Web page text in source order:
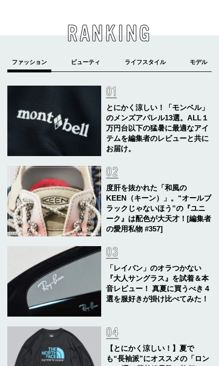
RANKING
とにかく涼しい！「モンベル」
のメンズアパレル13選。ALL１
万円台以下の猛暑に最適なアイ
テムを編集者のレビューと共に
お届け。
度肝を抜かれた「和風の
KEEN（キーン）」。“オールブ
ラックじゃないほう”の『ユニ
ーク』は配色が大天才！[編集者
の愛用私物 #357]
「レイバン」のオラつかない
『大人サングラス』を試着＆本
音レビュー！ 真夏に買うべき４
選を服好きが掛け比べてみた！
【とにかく涼しい！】夏で
も“長袖派”にオススメの「ロン